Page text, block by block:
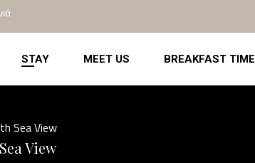
STAY MEET US BREAKFAST TIME
Sea View
View